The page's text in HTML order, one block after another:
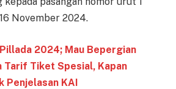
November 2024.
2024; Mau Bepergian
Tarif Tiket Spesial, Kapan
Penjelasan KAI